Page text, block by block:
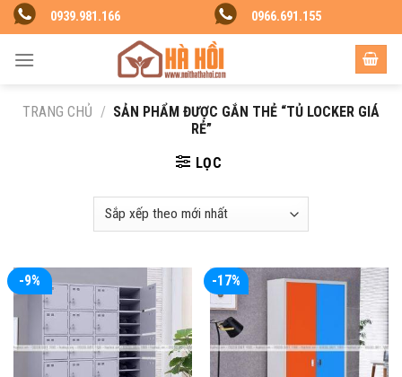
Skip
to
content
0939.981.166 0966.691.155
TRANG CHỦ / SẢN PHẨM ĐƯỢC GẮN THẺ “TỦ LOCKER GIÁ
RẺ”
LỌC
-9% -17%